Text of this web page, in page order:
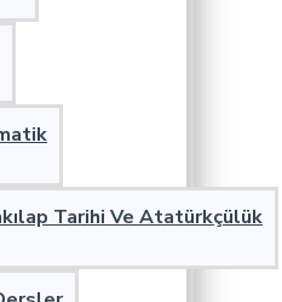
Tarihi Ve Atatürkçülük